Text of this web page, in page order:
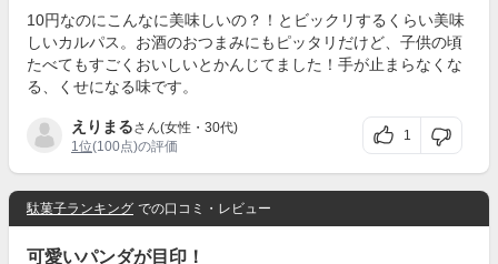
10円なのにこんなに美味しいの？！とビックリするくらい美味
しいカルパス。お酒のおつまみにもピッタリだけど、子供の頃
たべてもすごくおいしいとかんじてました！手が止まらなくな
る、くせになる味です。
えりまるさん(女性・30代)
1位(100点)の評価
1
駄菓子ランキング での口コミ・レビュー
可愛いパンダが目印！